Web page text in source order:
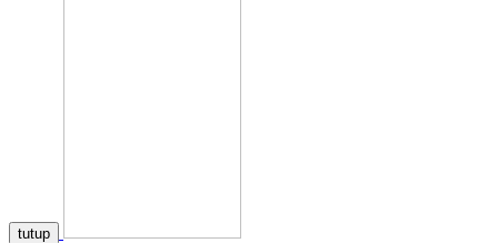
tutup